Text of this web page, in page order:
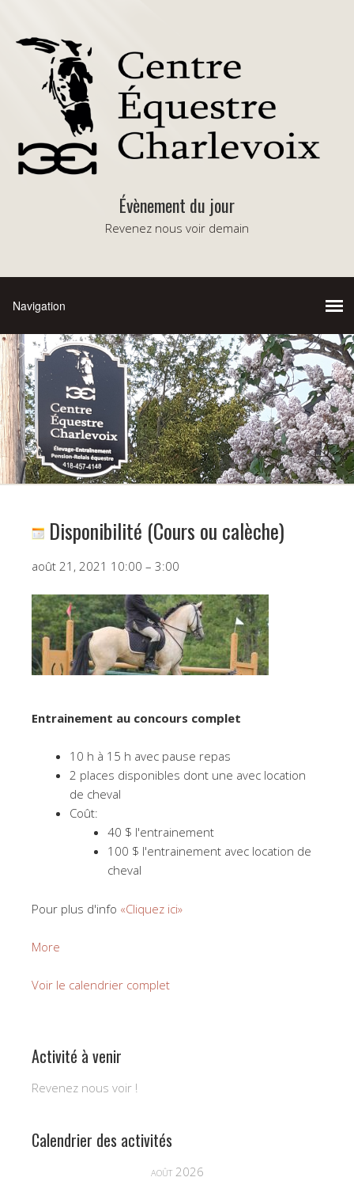
Évènement du jour
Revenez nous voir demain
Disponibilité (Cours ou calèche)
Programme
au
concours
complet
août 21, 2021 10:00 – 3:00
Entrainement au concours complet
10 h à 15 h avec pause repas
2 places disponibles dont une avec location
de cheval
Coût:
40 $ l'entrainement
100 $ l'entrainement avec location de
cheval
Pour plus d'info «Cliquez ici»
More
Initiation
Voir le calendrier complet
Activité à venir
Revenez nous voir !
Calendrier des activités
août 2026